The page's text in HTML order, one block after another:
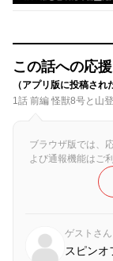
この話への応
（アプリ版に投稿され
1話 前編 怪獣8号と山
ブラウザ版では、
よび通報機能はご
ゲストさん
スピンオ